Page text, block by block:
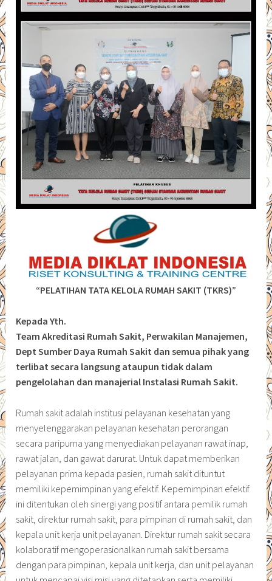
“PELATIHAN TATA KELOLA RUMAH SAKIT (TKRS)”
Kepada Yth.
Team Akreditasi Rumah Sakit, Perwakilan Manajemen,
Dept Sumber Daya Rumah Sakit dan semua pihak yang
terlibat secara langsung ataupun tidak dalam
pengelolahan dan manajerial Instalasi Rumah Sakit.
Rumah sakit adalah institusi pelayanan kesehatan yang
menyelenggarakan pelayanan kesehatan perorangan
secara paripurna yang menyediakan pelayanan rawat inap,
rawat jalan, dan gawat darurat. Untuk dapat memberikan
pelayanan prima kepada pasien, rumah sakit dituntut
memiliki kepemimpinan yang efektif. Kepemimpinan efektif
ini ditentukan oleh sinergi yang positif antara pemilik rumah
sakit, direktur rumah sakit, para pimpinan di rumah sakit, dan
kepala unit kerja unit pelayanan. Direktur rumah sakit secara
kolaboratif mengoperasionalkan rumah sakit bersama
dengan para pimpinan, kepala unit kerja, dan unit pelayanan